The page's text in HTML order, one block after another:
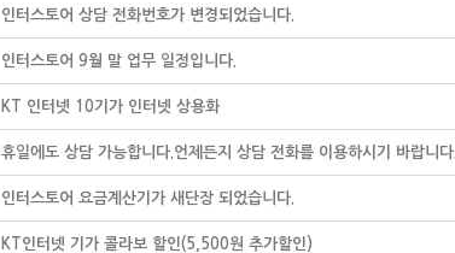
인터스토어 상담 전화번호가 변경되었습니다.
인터스토어 9월 말 업무 일정입니다.
KT 인터넷 10기가 인터넷 상용화
휴일에도 상담 가능합니다.언제든지 상담 전화를 이용하시기 바랍니다.
인터스토어 요금계산기가 새단장 되었습니다.
KT인터넷 기가 콜라보 할인(5,500원 추가할인)